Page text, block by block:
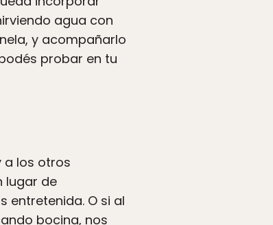
agua con
y acompañarlo
probar en tu
a los otros
lugar de
entretenida. O si al
bocina, nos